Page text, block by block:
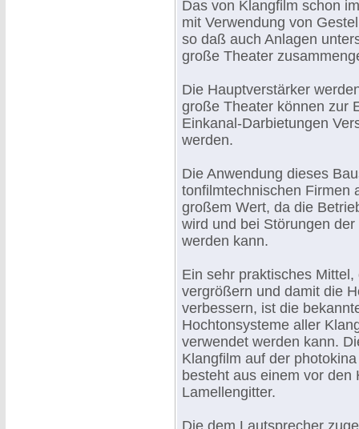
Das von Klangfilm schon
mit Verwendung von
so daß auch Anlagen
große Theater
Die Hauptverstärker
große Theater können zur
Einkanal-Darbietungen
werden.
Die Anwendung dieses
tonfilmtechnischen Firmen
großem Wert, da die
wird und bei Störungen
werden kann.
Ein sehr praktisches
vergrößern und damit die
verbessern, ist die
Hochtonsysteme aller
verwendet werden kann.
Klangfilm auf der
besteht aus einem vor
Lamellengitter.
Die dem Lautsprecher